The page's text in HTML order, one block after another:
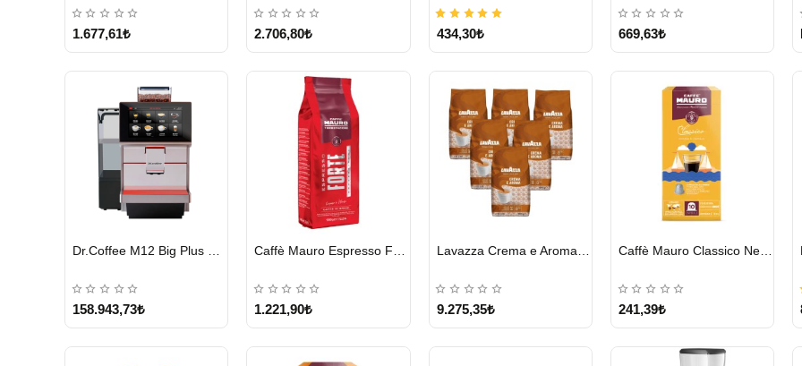
1.677,61₺ 2.706,80₺ 434,30₺ 669,63₺
GÖNDERİ
158.943,73₺
GÖNDERİ
1.221,90₺
GÖNDERİ
9.275,35₺
GÖNDERİ
Caffè Mauro Classico Nespresso Kapsül
241,39₺